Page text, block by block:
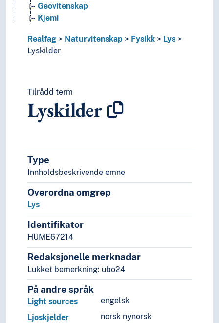
Geovitenskap
Kjemi
Natur
Nevrovitenskap
Samfunnsvitenskap
Tid i enheter, stadier og perioder
Realfag Naturvitenskap Fysikk
Lys
Lyskilder
Tilrådd term
Lyskilder
Type
Innholdsbeskrivende emne
Overordna omgrep
Lys
Identifikator
HUME67214
Redaksjonelle merknadar
Lukket bemerkning: ubo24
På andre språk
engelsk
Light sources
norsk nynorsk
Ljoskjelder